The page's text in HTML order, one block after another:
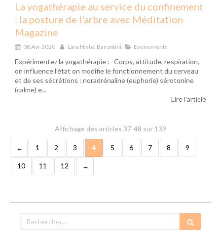
La yogathérapie au service du confinement
: la posture de l'arbre avec Méditation
Magazine
08 Avr 2020 Lara Histel Barontini Evénements
Expérimentez la yogathérapie : Corps, attitude, respiration,
on influence l’état on modifie le fonctionnement du cerveau
et de ses sécrétions : noradrénaline (euphorie) sérotonine
(calme) e...
Lire l'article
Affichage des articles 37-48 sur 139
1 2 3 4 5 6 7 8 9
10 11 12